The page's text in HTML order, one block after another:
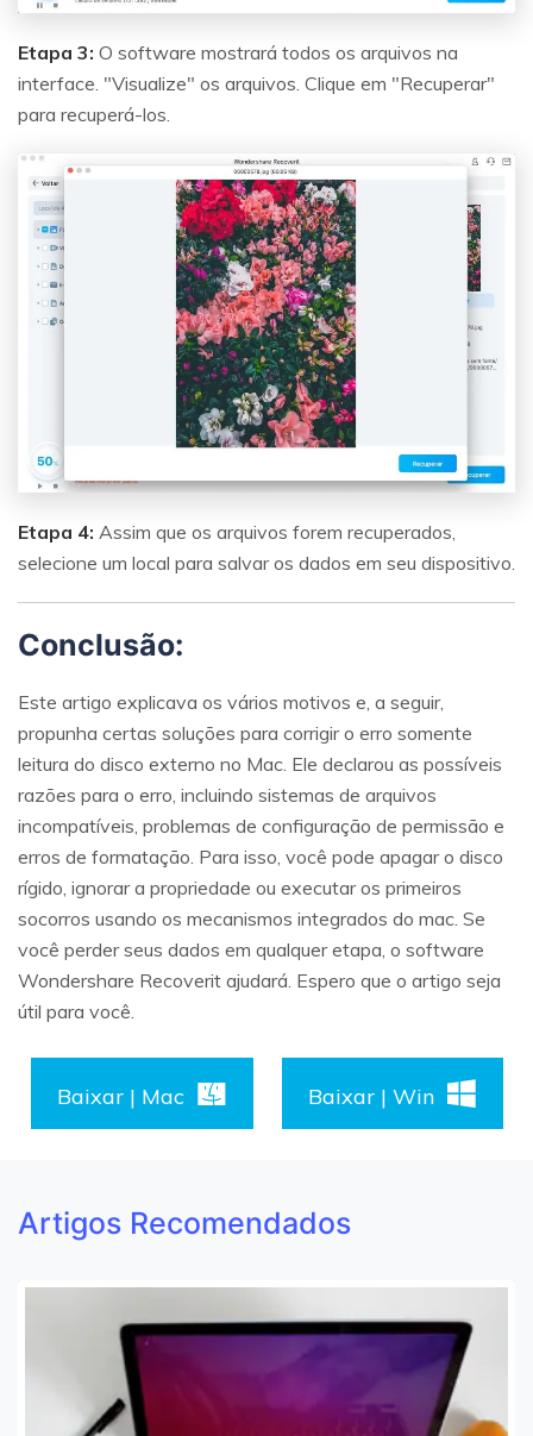
Etapa 3: O software mostrará todos os arquivos na
interface. "Visualize" os arquivos. Clique em "Recuperar"
para recuperá-los.
Etapa 4: Assim que os arquivos forem recuperados,
selecione um local para salvar os dados em seu dispositivo.
Conclusão:
Este artigo explicava os vários motivos e, a seguir,
propunha certas soluções para corrigir o erro somente
leitura do disco externo no Mac. Ele declarou as possíveis
razões para o erro, incluindo sistemas de arquivos
incompatíveis, problemas de configuração de permissão e
erros de formatação. Para isso, você pode apagar o disco
rígido, ignorar a propriedade ou executar os primeiros
socorros usando os mecanismos integrados do mac. Se
você perder seus dados em qualquer etapa, o software
Wondershare Recoverit ajudará. Espero que o artigo seja
útil para você.
Baixar | Mac Baixar | Win
Artigos Recomendados